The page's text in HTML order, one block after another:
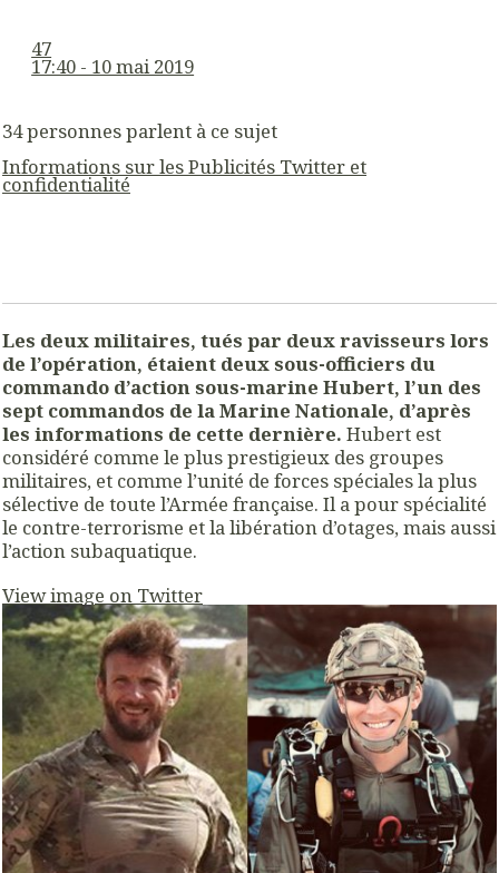
47
17:40 - 10 mai 2019
34 personnes parlent à ce sujet
Informations sur les Publicités Twitter et
confidentialité
Les deux militaires, tués par deux ravisseurs lors
de l’opération, étaient deux sous-officiers du
commando d’action sous-marine Hubert, l’un des
sept commandos de la Marine Nationale, d’après
les informations de cette dernière. Hubert est
considéré comme le plus prestigieux des groupes
militaires, et comme l’unité de forces spéciales la plus
sélective de toute l’Armée française. Il a pour spécialité
le contre-terrorisme et la libération d’otages, mais aussi
l’action subaquatique.
View image on Twitter